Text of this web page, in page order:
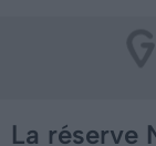
La réserve